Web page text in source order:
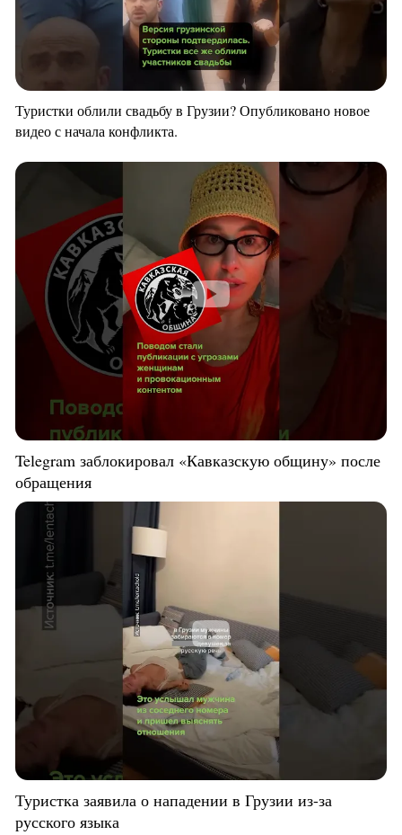
Туристки облили свадьбу в Грузии? Опубликовано новое
видео с начала конфликта.
Telegram заблокировал «Кавказскую общину» после
обращения
Туристка заявила о нападении в Грузии из-за
русского языка